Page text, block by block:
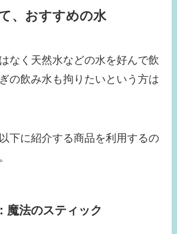
、おすすめの水
なく天然水などの水を好んで飲
の飲み水も拘りたいという方は
下に紹介する商品を利用するの
魔法のスティック